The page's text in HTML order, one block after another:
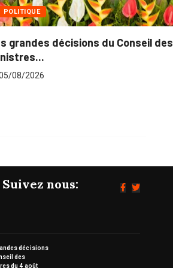
POLITIQUE
grandes décisions du Conseil des
08/2026
Suivez nous:
décisions
des
du 4 août